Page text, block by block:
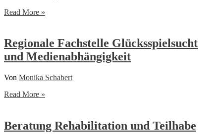
Sexuelle
Read More »
Regionale Fachstelle Glücksspielsucht
und Medienabhängigkeit
Von Monika Schabert
Regionale
und
Medienabhängigkeit
Read More »
Beratung Rehabilitation und Teilhabe